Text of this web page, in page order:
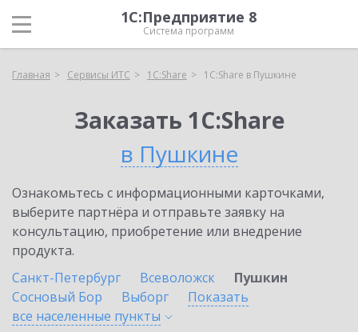
1С:Предприятие 8
Система программ
Главная Сервисы ИТС 1С:Share 1С:Share в Пушкине
Заказать 1С:Share
в Пушкине
Ознакомьтесь с информационными карточками,
выберите партнёра и отправьте заявку на
консультацию, приобретение или внедрение
продукта.
Санкт-Петербург
Всеволожск
Пушкин
Сосновый Бор
Выборг
Показать
все населенные пункты